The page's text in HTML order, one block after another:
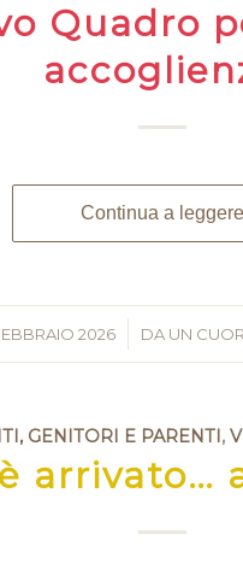
Quadro
Continua a leggere
2026
/ DA UN
GENITORI E PARENTI,
arrivato…